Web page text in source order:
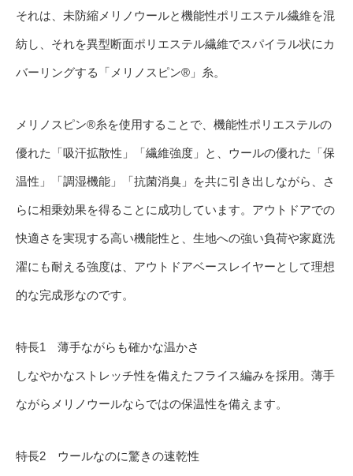
それは、未防縮メリノウールと機能性ポリエステル繊維を混
紡し、それを異型断面ポリエステル繊維でスパイラル状にカ
バーリングする「メリノスピン®」糸。
メリノスピン®糸を使用することで、機能性ポリエステルの
優れた「吸汗拡散性」「繊維強度」と、ウールの優れた「保
温性」「調湿機能」「抗菌消臭」を共に引き出しながら、さ
らに相乗効果を得ることに成功しています。アウトドアでの
快適さを実現する高い機能性と、生地への強い負荷や家庭洗
濯にも耐える強度は、アウトドアベースレイヤーとして理想
的な完成形なのです。
特長1 薄手ながらも確かな温かさ
しなやかなストレッチ性を備えたフライス編みを採用。薄手
ながらメリノウールならではの保温性を備えます。
特長2 ウールなのに驚きの速乾性